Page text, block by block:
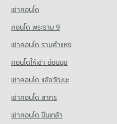
มีคอนโดให้เช่า 51 ประกาศ
ขายคอนโด รามคำแหง 22
มีคอนโดขาย 16 ประกาศ
คอนโด รามคำแหง 20
0 โครงการ
คอนโดให้เช่า รามคำแหง 20
เช่าคอนโด
คอนโด พระราม 9
เช่าคอนโด รามคําแหง
คอนโดให้เช่า อ่อนนุช
เช่าคอนโด แจ้งวัฒนะ
เช่าคอนโด สาทร
เช่าคอนโด ปิ่นเกล้า